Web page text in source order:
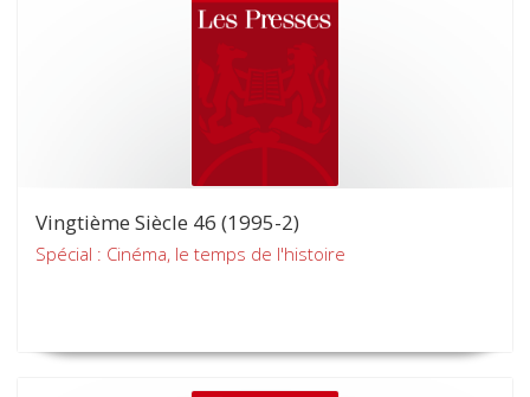
Vingtième Siècle 46 (1995-2)
Spécial : Cinéma, le temps de l'histoire